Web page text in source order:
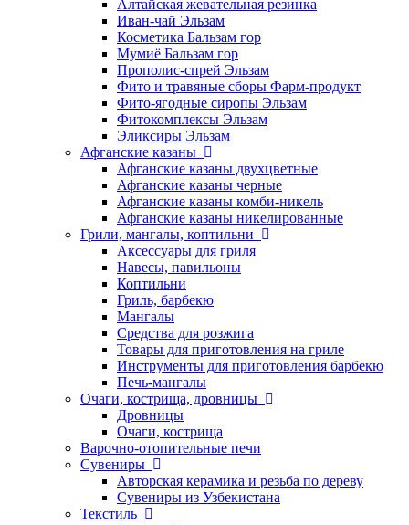
Алтайская жевательная резинка
Иван-чай Эльзам
Косметика Бальзам гор
Мумиё Бальзам гор
Прополис-спрей Эльзам
Фито и травяные сборы Фарм-продукт
Фито-ягодные сиропы Эльзам
Фитокомплексы Эльзам
Эликсиры Эльзам
Афганские казаны
Афганские казаны двухцветные
Афганские казаны черные
Афганские казаны комби-никель
Афганские казаны никелированные
Грили, мангалы, коптильни
Аксессуары для гриля
Навесы, павильоны
Коптильни
Гриль, барбекю
Мангалы
Средства для розжига
Товары для приготовления на гриле
Инструменты для приготовления барбекю
Печь-мангалы
Очаги, кострища, дровницы
Дровницы
Очаги, кострища
Варочно-отопительные печи
Сувениры
Авторская керамика и резьба по дереву
Сувениры из Узбекистана
Текстиль